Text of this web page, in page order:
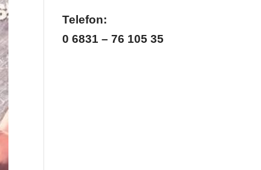
Telefon:
0 6831 – 76 105 35